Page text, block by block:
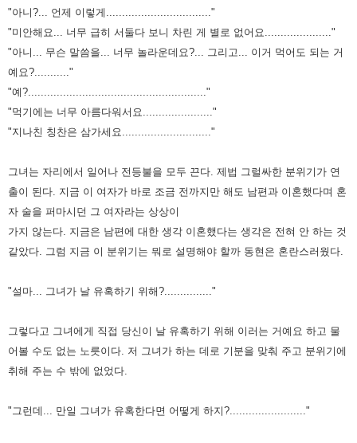
"아니?... 언제 이렇게................................."
"미안해요... 너무 급히 서둘다 보니 차린 게 별로 없어요....................."
"아니... 무슨 말씀을... 너무 놀라운데요?... 그리고... 이거 먹어도 되는 거
예요?..........."
"예?........................................................"
"먹기에는 너무 아름다워서요......................"
"지나친 칭찬은 삼가세요............................"
그녀는 자리에서 일어나 전등불을 모두 끈다. 제법 그럴싸한 분위기가 연
출이 된다. 지금 이 여자가 바로 조금 전까지만 해도 남편과 이혼했다며 혼
자 술을 퍼마시던 그 여자라는 상상이
가지 않는다. 지금은 남편에 대한 생각 이혼했다는 생각은 전혀 안 하는 것
같았다.
그럼 지금 이 분위기는 뭐로 설명해야 할까 동현은 혼란스러웠다.
"설마... 그녀가 날 유혹하기 위해?..............."
그렇다고 그녀에게 직접 당신이 날 유혹하기 위해 이러는 거예요 하고 물
어볼 수도 없는 노릇이다. 저 그녀가 하는 데로 기분을 맞춰 주고 분위기에
취해 주는 수 밖에 없었다.
"그런데... 만일 그녀가 유혹한다면 어떻게 하지?........................"